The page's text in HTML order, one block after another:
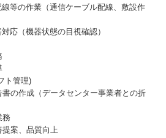
等の作業（通信ケーブル配線、敷設作
応（機器状態の目視確認）
ト管理)
の作成（データセンター事業者との折
務
案、品質向上